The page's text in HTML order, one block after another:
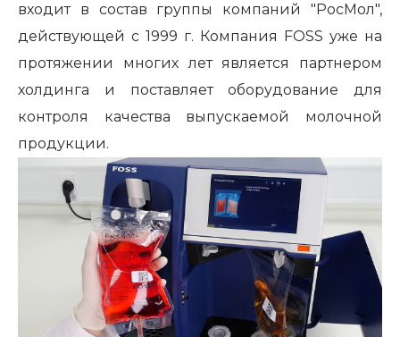
входит в состав группы компаний "РосМол",
действующей с 1999 г. Компания FOSS уже на
протяжении многих лет является партнером
холдинга и поставляет оборудование для
контроля качества выпускаемой молочной
продукции.